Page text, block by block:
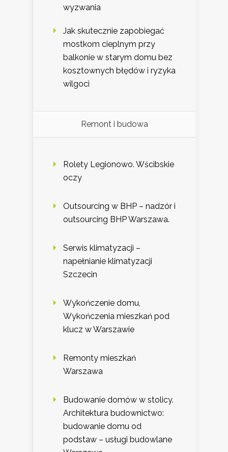
wyzwania
Jak skutecznie zapobiegać
mostkom cieplnym przy
balkonie w starym domu bez
kosztownych błędów i ryzyka
wilgoci
Remont i budowa
Rolety Legionowo. Wścibskie
oczy
Outsourcing w BHP – nadzór i
outsourcing BHP Warszawa.
Serwis klimatyzacji –
napełnianie klimatyzacji
Szczecin
Wykończenie domu,
Wykończenia mieszkań pod
klucz w Warszawie
Remonty mieszkań
Warszawa
Budowanie domów w stolicy.
Architektura budownictwo:
budowanie domu od
podstaw – usługi budowlane